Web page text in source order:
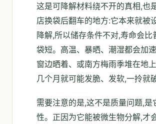
这是可降解材料绕不开的真相,也
店换袋后翻车的地方:它本来就被
降解,所以储存条件不对,寿命会比
袋短。高温、暴晒、潮湿都会加速
窗边晒着、或南方梅雨季堆在地
几个月就可能发脆、发软,一拎就破
需要注意的是,这不是质量问题,是
性。正因为它能被微生物分解,才